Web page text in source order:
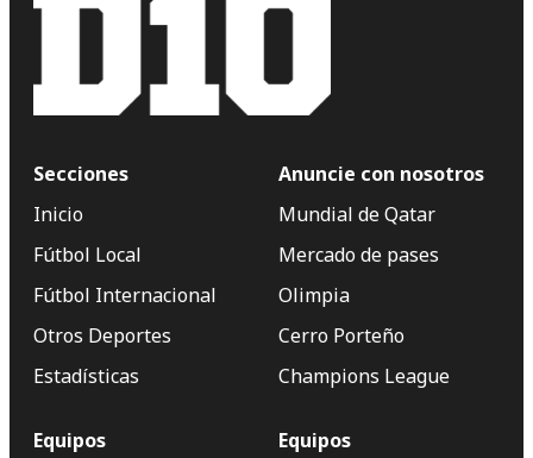
Secciones
Inicio
Fútbol Local
Fútbol Internacional
Otros Deportes
Estadísticas
Anuncie con nosotros
Mundial de Qatar
Mercado de pases
Olimpia
Cerro Porteño
Champions League
Equipos
Equipos